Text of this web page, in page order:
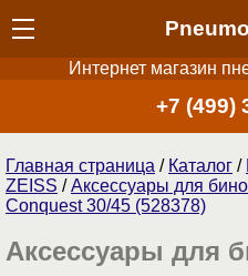
Интернет магазин
+7 (499)
Главная страница / Каталог /
ZEISS /Аксессуары для
Conquest 30/45 (528378)
Аксессуары для